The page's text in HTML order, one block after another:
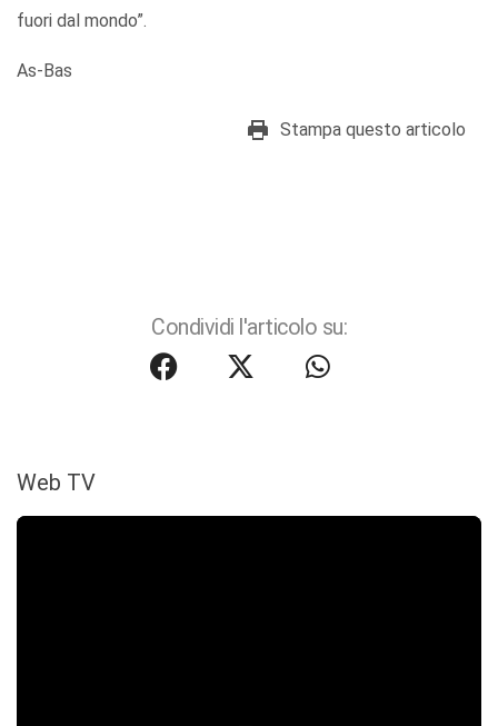
fuori dal mondo”.
As-Bas
Stampa questo articolo
Condividi l'articolo su:
Web TV